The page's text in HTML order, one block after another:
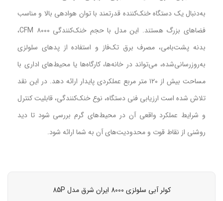
به‌دنبال یک دستگاه خنک‌کننده قدرتمند با توان هوادهی بالا و مناسب
فضاهای بزرگ هستند. این مدل با حجم خنک‌کنندگی ۸۰۰۰ CFM،
بدنه پشت‌بامی، مصرف برق تک‌فاز و استفاده از پدهای سلولزی
به‌روزرسانی‌شده، می‌تواند در خانه‌ها، کارگاه‌ها یا محیط‌های اداری با
مساحت بیش از ۱۲۰ متر مربع عملکردی پایدار ارائه دهد. در این نقد
تلاش شده است ارزیابی فنی دستگاه، نوع خنک‌کنندگی، قابلیت کنترل
و شرایط عملکرد واقعی آن در محیط‌های گرم بررسی شود تا دید
روشنی از نقاط قوت و محدودیت‌های آن به شما ارائه شود.
کولر آبی سلولزی 8000 ایران شرق مدل 85P